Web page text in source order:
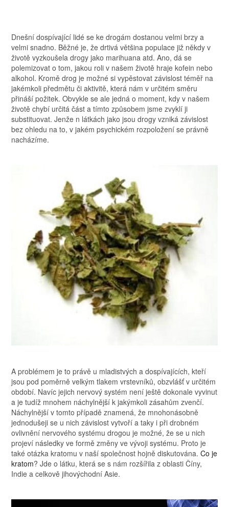
Dnešní dospívající lidé se ke drogám dostanou velmi brzy a
velmi snadno. Běžné je, že drtivá většina populace již někdy v
životě vyzkoušela drogy jako marihuana atd. Ano, dá se
polemizovat o tom, jakou roli v našem životě hraje kofein nebo
alkohol. Kromě drog je možné si vypěstovat závislost téměř na
jakémkoli předmětu či aktivitě, která nám v určitém směru
přináší požitek. Obvykle se ale jedná o moment, kdy v našem
životě chybí určitá část a tímto způsobem jsme zvyklí ji
substituovat. Jenže n látkách jako jsou drogy vzniká závislost
bez ohledu na to, v jakém psychickém rozpoložení se právně
nacházíme.
A problémem je to právě u mladistvých a dospívajících, kteří
jsou pod poměrně velkým tlakem vrstevníků, obzvlášť v určitém
období. Navíc jejich nervový systém není ještě dokonale vyvinut
a je tudíž mnohem náchylnější k jakýmkoli zásahům zvenčí.
Náchylnější v tomto případě znamená, že mnohonásobně
jednodušeji se u nich závislost vytvoří a taky i při drobném
ovlivnění nervového systému drogou je možné, že se u nich
projeví následky ve formě změny ve vývoji systému. Proto je
také otázka kratomu v naší společnost hojně diskutována.Co je
kratom? Jde o látku, která se s nám rozšířila z oblasti Číny,
Indie a celkově jihovýchodní Asie.